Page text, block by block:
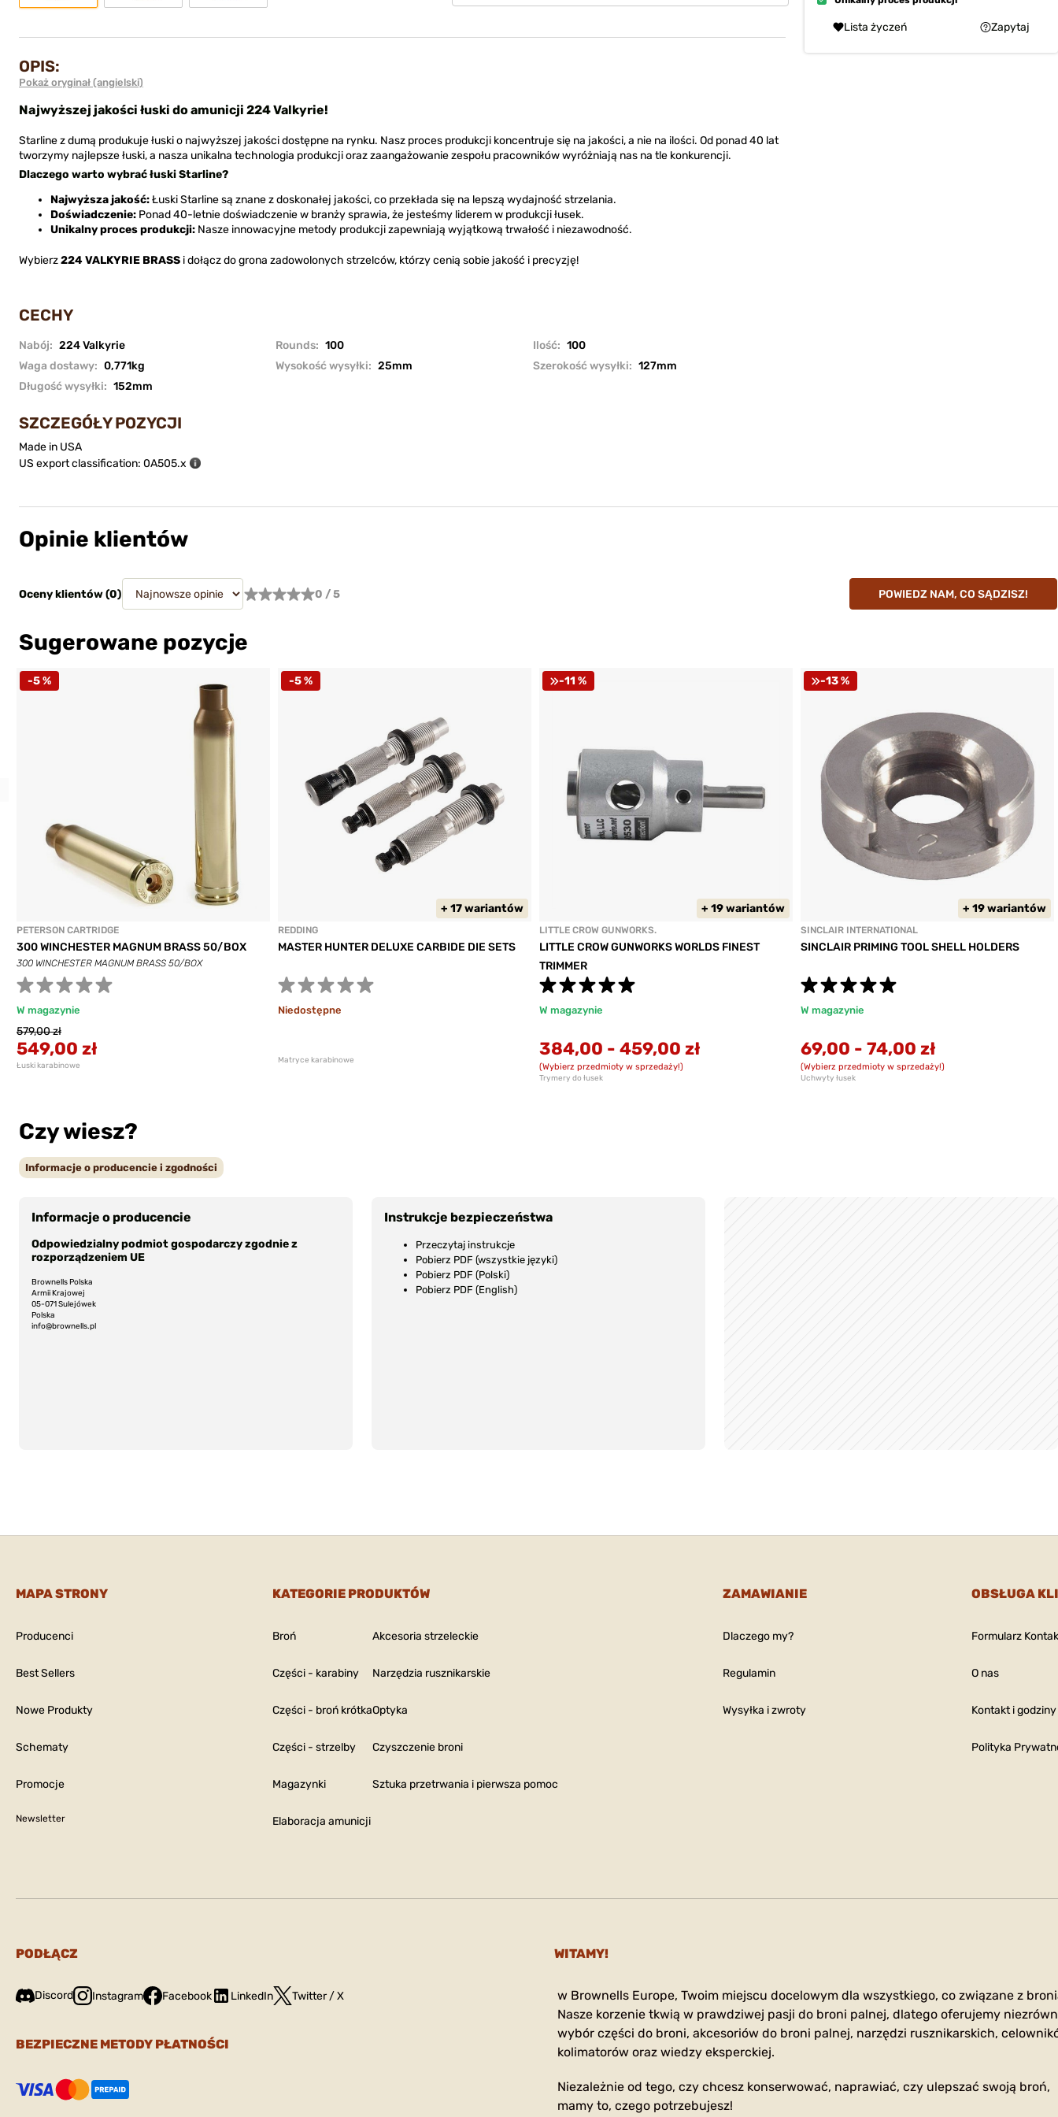
Lista życzeń Zapytaj
OPIS:
Pokaż oryginał (angielski)
Najwyższej jakości łuski do amunicji 224 Valkyrie!
Starline z dumą produkuje łuski o najwyższej jakości dostępne na rynku. Nasz proces produkcji koncentruje się na jakości, a nie na ilości. Od ponad 40 lat
tworzymy najlepsze łuski, a nasza unikalna technologia produkcji oraz zaangażowanie zespołu pracowników wyróżniają nas na tle konkurencji.
Dlaczego warto wybrać łuski Starline?
Najwyższa jakość:Łuski Starline są znane z doskonałej jakości, co przekłada się na lepszą wydajność strzelania.
Doświadczenie: Ponad 40-letnie doświadczenie w branży sprawia, że jesteśmy liderem w produkcji łusek.
Unikalny proces produkcji: Nasze innowacyjne metody produkcji zapewniają wyjątkową trwałość i niezawodność.
Wybierz224 VALKYRIE BRASS i dołącz do grona zadowolonych strzelców, którzy cenią sobie jakość i precyzję!
CECHY
Nabój: 224 Valkyrie Rounds: 100 Ilość: 100
Waga dostawy: 0,771kg Wysokość wysyłki: 25mm Szerokość wysyłki: 127mm
Długość wysyłki: 152mm
SZCZEGÓŁY POZYCJI
Made in USA
US export classification: 0A505.x
Opinie klientów
Oceny klientów (0) 0 / 5 POWIEDZ NAM, CO SĄDZISZ!
Sugerowane pozycje
-5 %
PETERSON CARTRIDGE
300 WINCHESTER MAGNUM BRASS 50/BOX
300 WINCHESTER MAGNUM BRASS 50/BOX
Łuski karabinowe
W magazynie
579,00 zł
549,00 zł
-5 %
+ 17 wariantów
REDDING
MASTER HUNTER DELUXE CARBIDE DIE SETS
Matryce karabinowe
Niedostępne
-11 %
+ 19 wariantów
LITTLE CROW GUNWORKS.
LITTLE CROW GUNWORKS WORLDS FINEST
TRIMMER
Trymery do łusek
W magazynie
384,00 - 459,00 zł
(Wybierz przedmioty w sprzedaży!)
-13 %
+ 19 wariantów
SINCLAIR INTERNATIONAL
SINCLAIR PRIMING TOOL SHELL HOLDERS
Uchwyty łusek
W magazynie
69,00 - 74,00 zł
(Wybierz przedmioty w sprzedaży!)
Czy wiesz?
Informacje o producencie i zgodności
Informacje o producencie
Odpowiedzialny podmiot gospodarczy zgodnie z
rozporządzeniem UE
Brownells Polska
Armii Krajowej
05-071 Sulejówek
Polska
info@brownells.pl
Instrukcje bezpieczeństwa
Przeczytaj instrukcje
Pobierz PDF (wszystkie języki)
Pobierz PDF (Polski)
Pobierz PDF (English)
MAPA STRONY
Producenci
Best Sellers
Nowe Produkty
Schematy
Promocje
Newsletter
KATEGORIE PRODUKTÓW
Broń
Części - karabiny
Części - broń krótka
Części - strzelby
Magazynki
Elaboracja amunicji
Akcesoria strzeleckie
Narzędzia rusznikarskie
Optyka
Czyszczenie broni
Sztuka przetrwania i pierwsza pomoc
ZAMAWIANIE
Dlaczego my?
Regulamin
Wysyłka i zwroty
OBSŁUGA
Formularz
O nas
Kontakt i
Polityka
PODŁĄCZ
Discord Instagram Facebook LinkedIn Twitter / X
BEZPIECZNE METODY PŁATNOŚCI
WITAMY!
w Brownells Europe, Twoim miejscu docelowym dla wszystkiego, co związane z
Nasze korzenie tkwią w prawdziwej pasji do broni palnej, dlatego oferujemy
wybór części do broni, akcesoriów do broni palnej, narzędzi rusznikarskich,
kolimatorów oraz wiedzy eksperckiej.
Niezależnie od tego, czy chcesz konserwować, naprawiać, czy ulepszać swoją broń,
mamy to, czego potrzebujesz!